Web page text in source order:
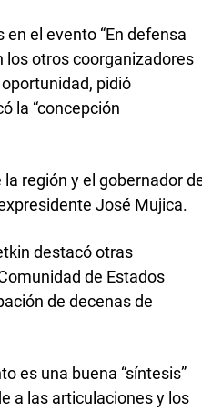
el evento “En defensa
los otros coorganizadores
pidió
la “concepción
región y el gobernador
José Mujica.
destacó otras
de Estados
de decenas de
es una buena “síntesis”
a las articulaciones y los